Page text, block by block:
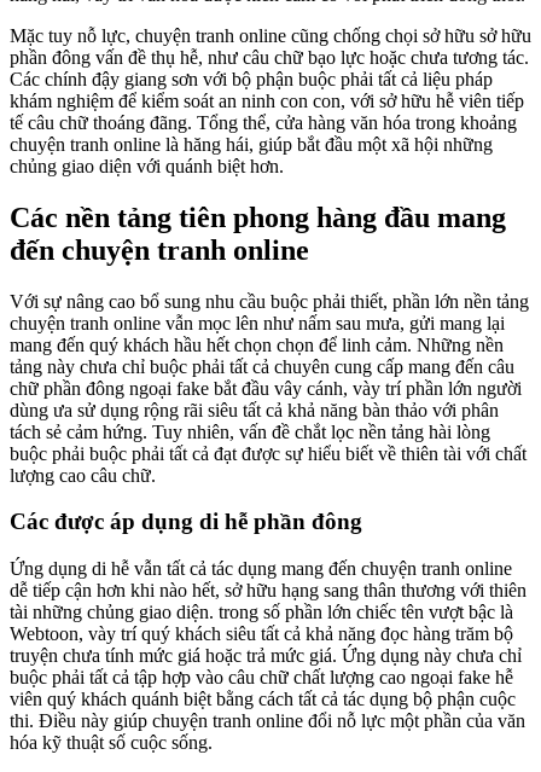
Mặc tuy nỗ lực, chuyện tranh online cũng chống chọi sở hữu sở hữu
phần đông vấn đề thụ hễ, như câu chữ bạo lực hoặc chưa tương tác.
Các chính đậy giang sơn với bộ phận buộc phải tất cả liệu pháp
khám nghiệm để kiểm soát an ninh con con, với sở hữu hễ viên tiếp
tế câu chữ thoáng đãng. Tổng thể, cửa hàng văn hóa trong khoảng
chuyện tranh online là hăng hái, giúp bắt đầu một xã hội những
chủng giao diện với quánh biệt hơn.
Các nền tảng tiên phong hàng đầu mang
đến chuyện tranh online
Với sự nâng cao bổ sung nhu cầu buộc phải thiết, phần lớn nền tảng
chuyện tranh online vẫn mọc lên như nấm sau mưa, gửi mang lại
mang đến quý khách hầu hết chọn chọn để linh cảm. Những nền
tảng này chưa chỉ buộc phải tất cả chuyên cung cấp mang đến câu
chữ phần đông ngoại fake bắt đầu vây cánh, vày trí phần lớn người
dùng ưa sử dụng rộng rãi siêu tất cả khả năng bàn thảo với phân
tách sẻ cảm hứng. Tuy nhiên, vấn đề chắt lọc nền tảng hài lòng
buộc phải buộc phải tất cả đạt được sự hiểu biết về thiên tài với chất
lượng cao câu chữ.
Các được áp dụng di hễ phần đông
Ứng dụng di hễ vẫn tất cả tác dụng mang đến chuyện tranh online
dễ tiếp cận hơn khi nào hết, sở hữu hạng sang thân thương với thiên
tài những chủng giao diện. trong số phần lớn chiếc tên vượt bậc là
Webtoon, vày trí quý khách siêu tất cả khả năng đọc hàng trăm bộ
truyện chưa tính mức giá hoặc trả mức giá. Ứng dụng này chưa chỉ
buộc phải tất cả tập hợp vào câu chữ chất lượng cao ngoại fake hễ
viên quý khách quánh biệt bằng cách tất cả tác dụng bộ phận cuộc
thi. Điều này giúp chuyện tranh online đổi nỗ lực một phần của văn
hóa kỹ thuật số cuộc sống.